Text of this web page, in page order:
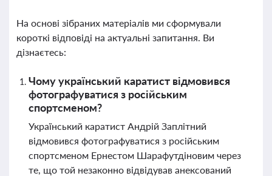
На основі зібраних матеріалів ми сформували
короткі відповіді на актуальні запитання. Ви
дізнаєтесь:
Чому український каратист відмовився
фотографуватися з російським
спортсменом?
Український каратист Андрій Заплітний
відмовився фотографуватися з російським
спортсменом Ернестом Шарафутдіновим через
те, що той незаконно відвідував анексований